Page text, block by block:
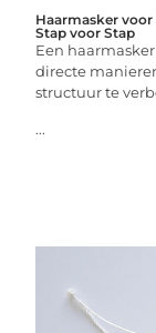
Haarmasker voor
Stap voor Stap
Een
directe
structuur te
...